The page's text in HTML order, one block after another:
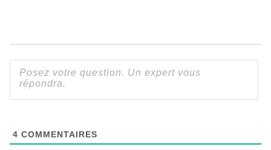
4 COMMENTAIRES